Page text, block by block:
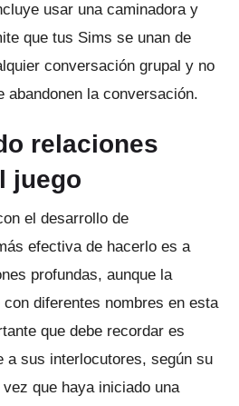
usar una caminadora y
que tus Sims se unan de
conversación grupal y no
abandonen la conversación.
relaciones
juego
el desarrollo de
efectiva de hacerlo es a
profundas, aunque la
diferentes nombres en esta
que debe recordar es
a sus interlocutores, según su
vez que haya iniciado una